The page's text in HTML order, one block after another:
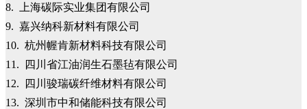
8. 上海碳际实业集团有限公司
9. 嘉兴纳科新材料有限公司
10. 杭州幄肯新材料科技有限公司
11. 四川省江油润生石墨毡有限公司
12. 四川骏瑞碳纤维材料有限公司
13. 深圳市中和储能科技有限公司